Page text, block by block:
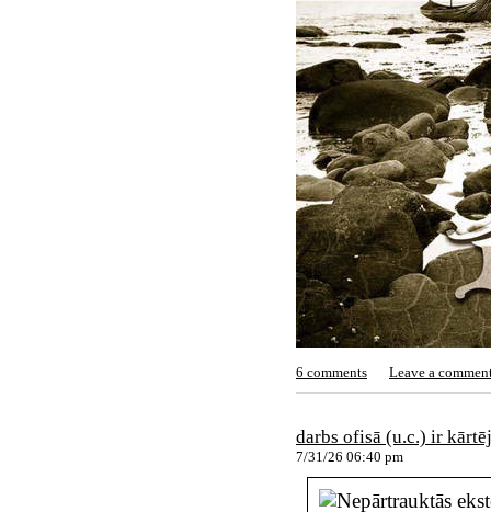
6 comments Leave a
darbs ofisā (u.c.) ir
7/31/26 06:40 pm